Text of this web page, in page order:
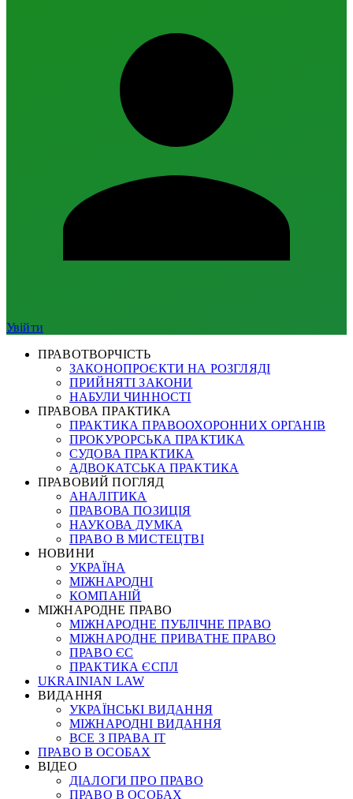
Увійти
ПРАВОТВОРЧІСТЬ
ЗАКОНОПРОЄКТИ НА РОЗГЛЯДІ
ПРИЙНЯТІ ЗАКОНИ
НАБУЛИ ЧИННОСТІ
ПРАВОВА ПРАКТИКА
ПРАКТИКА ПРАВООХОРОННИХ ОРГАНІВ
ПРОКУРОРСЬКА ПРАКТИКА
СУДОВА ПРАКТИКА
АДВОКАТСЬКА ПРАКТИКА
ПРАВОВИЙ ПОГЛЯД
АНАЛІТИКА
ПРАВОВА ПОЗИЦІЯ
НАУКОВА ДУМКА
ПРАВО В МИСТЕЦТВІ
НОВИНИ
УКРАЇНА
МІЖНАРОДНІ
КОМПАНІЙ
МІЖНАРОДНЕ ПРАВО
МІЖНАРОДНЕ ПУБЛІЧНЕ ПРАВО
МІЖНАРОДНЕ ПРИВАТНЕ ПРАВО
ПРАВО ЄС
ПРАКТИКА ЄСПЛ
UKRAINIAN LAW
ВИДАННЯ
УКРАЇНСЬКІ ВИДАННЯ
МІЖНАРОДНІ ВИДАННЯ
ВСЕ З ПРАВА ІТ
ПРАВО В ОСОБАХ
ВІДЕО
ДІАЛОГИ ПРО ПРАВО
ПРАВО В ОСОБАХ